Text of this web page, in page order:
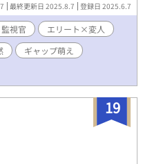
がらコードを落書き…と、
部屋の秩序、いつ崩壊した
っただけや、たぶん」 生活
話”してるし… しかもレポ
くし…？ 冷静な大宮の表情
。 そして和泉もまた、自分
つ書き換えられていく。
りの“生活の記録”。 堅物
溶けていく、静かで可笑
最終更新日 2025.8.7 登録日 2025.6.7
視官
エリート×変人
ギャップ萌え
19